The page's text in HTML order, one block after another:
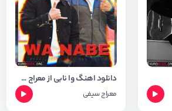
دانلود اهنگ وا نابی از معراج سیفی + متن و شعر
معراج سیفی